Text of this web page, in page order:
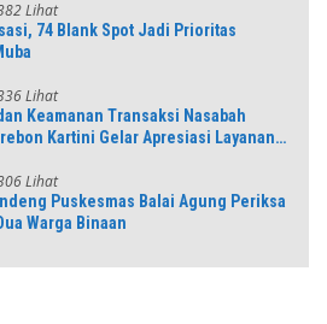
Lihat
74 Blank Spot Jadi Prioritas
Lihat
Keamanan Transaksi Nasabah
Kartini Gelar Apresiasi Layanan
Lihat
Puskesmas Balai Agung Periksa
Warga Binaan